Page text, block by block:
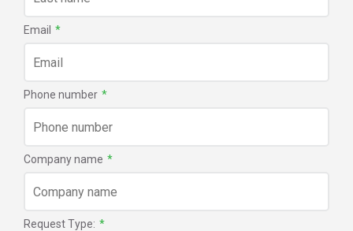
Email *
Phone number *
Company name *
Request Type: *